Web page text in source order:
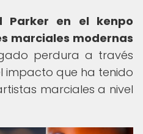
Parker en el kenpo
marciales modernas
perdura a través
impacto que ha tenido
marciales a nivel